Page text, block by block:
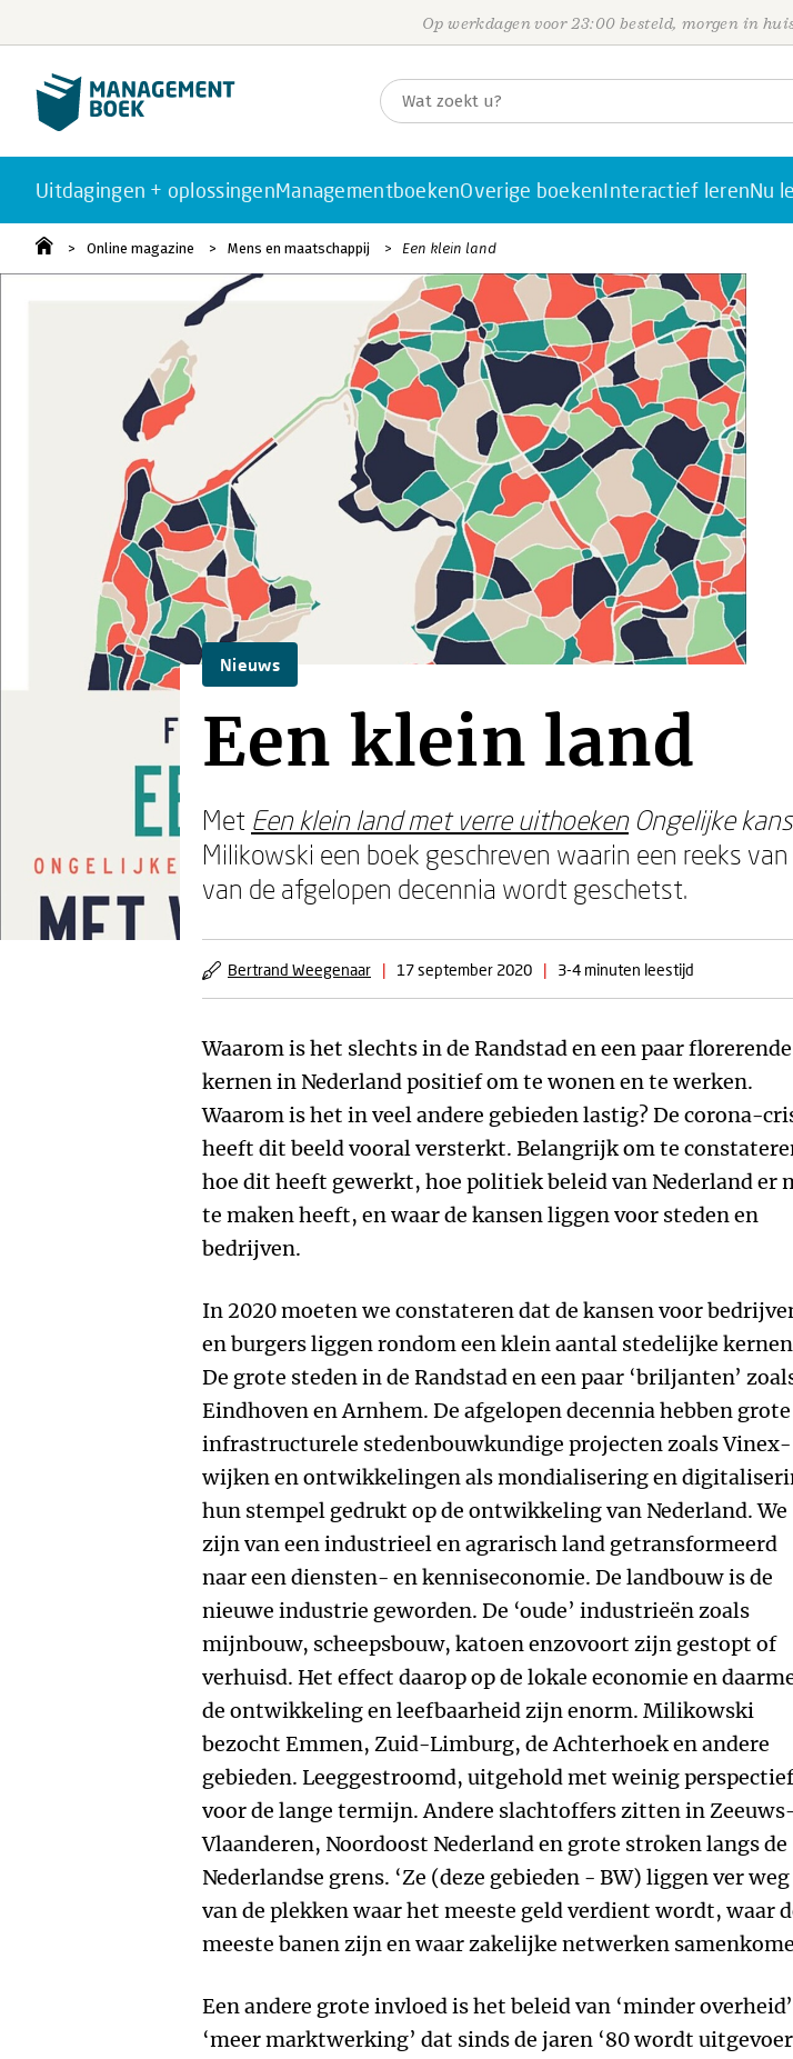
Op werkdagen voor 23:00 besteld, morgen in
Uitdagingen + oplossingenManagementboekenOverige boekenInteractief lerenNu
Online magazine Mens en maatschappij Een klein land
Nieuws
Een klein land
Met Een klein land met verre uithoekenOngelijke
Milikowski een boek geschreven waarin een reeks
van de afgelopen decennia wordt geschetst.
Bertrand Weegenaar | 17 september 2020 | 3-4 minuten leestijd
Waarom is het slechts in de Randstad en een paar florerende
kernen in Nederland positief om te wonen en te werken.
Waarom is het in veel andere gebieden lastig? De corona-
heeft dit beeld vooral versterkt. Belangrijk om te
hoe dit heeft gewerkt, hoe politiek beleid van Nederland er
te maken heeft, en waar de kansen liggen voor steden en
bedrijven.
In 2020 moeten we constateren dat de kansen voor
en burgers liggen rondom een klein aantal stedelijke
De grote steden in de Randstad en een paar ‘briljanten’
Eindhoven en Arnhem. De afgelopen decennia hebben grote
infrastructurele stedenbouwkundige projecten zoals Vinex-
wijken en ontwikkelingen als mondialisering en
hun stempel gedrukt op de ontwikkeling van Nederland. We
zijn van een industrieel en agrarisch land getransformeerd
naar een diensten- en kenniseconomie. De landbouw is de
nieuwe industrie geworden. De ‘oude’ industrieën zoals
mijnbouw, scheepsbouw, katoen enzovoort zijn gestopt of
verhuisd. Het effect daarop op de lokale economie en
de ontwikkeling en leefbaarheid zijn enorm. Milikowski
bezocht Emmen, Zuid-Limburg, de Achterhoek en andere
gebieden. Leeggestroomd, uitgehold met weinig perspectief
voor de lange termijn. Andere slachtoffers zitten in
Vlaanderen, Noordoost Nederland en grote stroken langs de
Nederlandse grens. ‘Ze (deze gebieden - BW) liggen ver weg
van de plekken waar het meeste geld verdient wordt, waar
meeste banen zijn en waar zakelijke netwerken
Een andere grote invloed is het beleid van ‘minder
‘meer marktwerking’ dat sinds de jaren ‘80 wordt